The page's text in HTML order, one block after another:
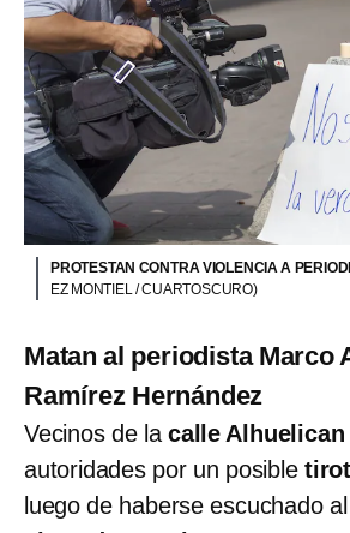
PROTESTAN CONTRA VIOLENCIA A
EZ MONTIEL / CUARTOSCURO)
Matan al periodista Marco
Ramírez Hernández
Vecinos de la calle Alhuelican
autoridades por un posible
luego de haberse escuchado